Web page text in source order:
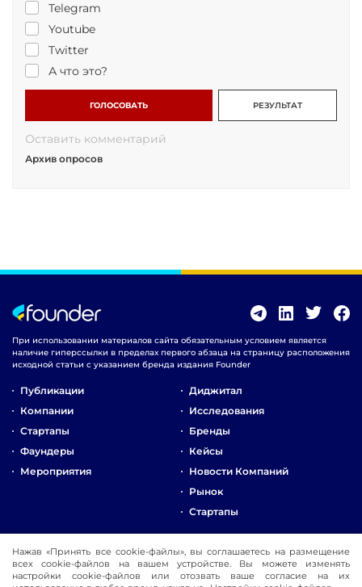
Telegram
Youtube
Twitter
А что это?
ГОЛОСОВАТЬ РЕЗУЛЬТАТ
Оставить комментарий
Архив опросов
При использовании материалов сайта обязательным условием является
наличие гиперссылки в пределах первого абзаца на страницу расположения
исходной статьи с указанием бренда издания Founder
Публикации
Компании
Стартапы
Фаундеры
Мероприятия
Диджитал
Исследования
Бренды
Кейсы
Новости Компаний
Рынок
Стартапы
Реклама
Контакты
Нажав «Принять все cookie-файлы», вы соглашаетесь на размещение
всех cookie-файлов на вашем устройстве. Вы можете изменять
настройки cookie-файлов или отозвать ваше согласие на их